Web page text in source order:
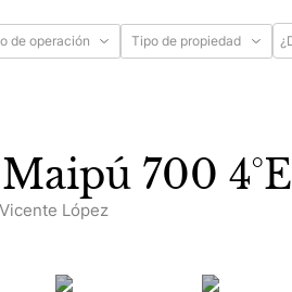
de operación Tipo de propiedad
700 4°E
Vicente López